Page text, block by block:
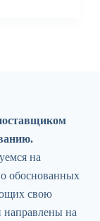
на
обоснованных
свою
на